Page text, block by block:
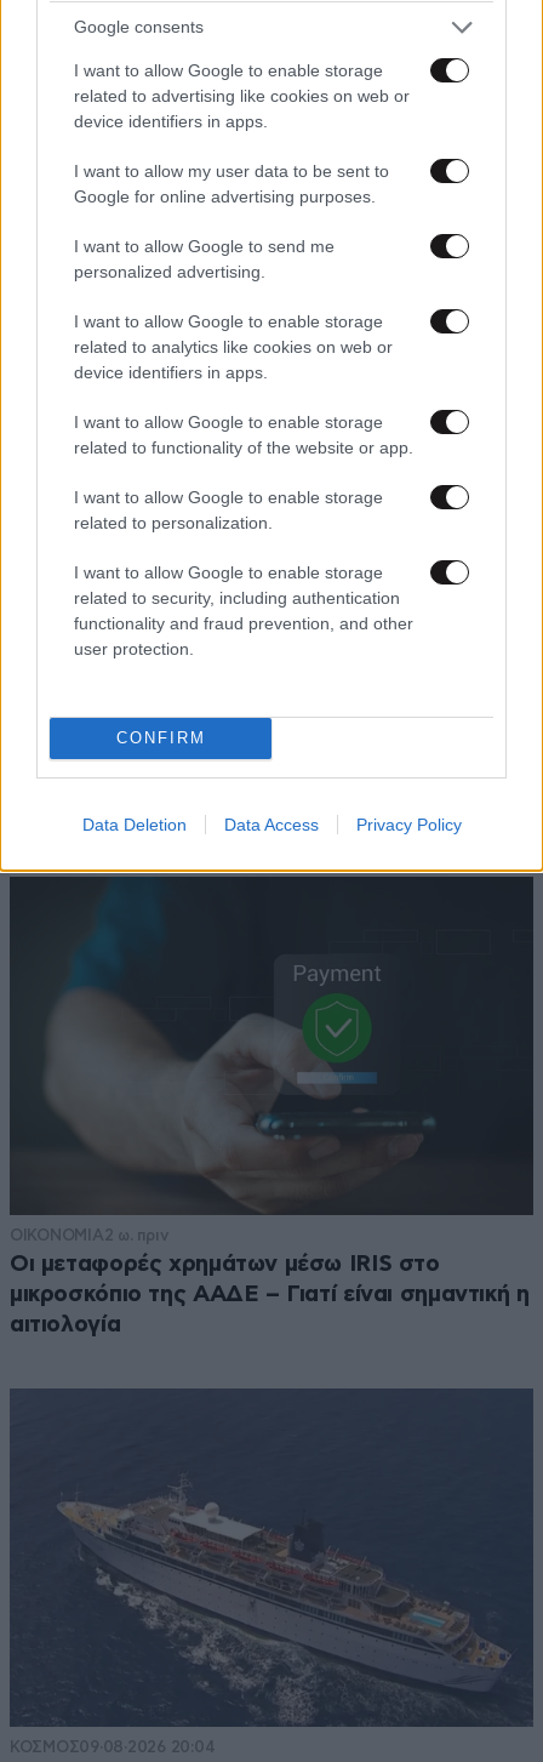
Google consents
I want to allow Google to enable storage
related to advertising like cookies on web or
device identifiers in apps.
I want to allow my user data to be sent to
Google for online advertising purposes.
I want to allow Google to send me
personalized advertising.
I want to allow Google to enable storage
related to analytics like cookies on web or
device identifiers in apps.
I want to allow Google to enable storage
related to functionality of the website or app.
I want to allow Google to enable storage
related to personalization.
I want to allow Google to enable storage
related to security, including authentication
functionality and fraud prevention, and other
user protection.
CONFIRM
Data Deletion Data Access Privacy Policy
ΠΡΟΛΗΨΗ & ΘΕΡΑΠΕΙΑ 1 ω. πριν
Το μυαλό μπορεί να γυμναστεί, όπως ακριβώς
ενισχύσετε την υγεία του εγκεφάλου
3 ω. πριν
Τεράστιος πύθωνας με πρησμένη κοιλιά
Αυτό ήταν το τελευταίο του γεύμα
ΟΙΚΟΝΟΜΙΑ 2 ω. πριν
Οι μεταφορές χρημάτων μέσω IRIS στο
μικροσκόπιο της ΑΑΔΕ – Γιατί είναι σημαντική η
αιτιολογία
ΚΟΣΜΟΣ09·08·2026 20:04